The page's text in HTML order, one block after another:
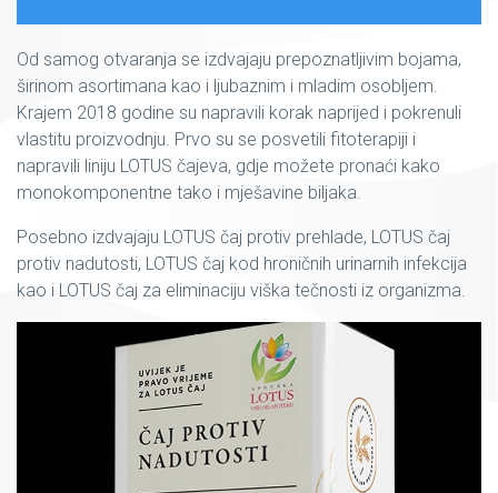
Od samog otvaranja se izdvajaju prepoznatljivim bojama,
širinom asortimana kao i ljubaznim i mladim osobljem.
Krajem 2018 godine su napravili korak naprijed i pokrenuli
vlastitu proizvodnju. Prvo su se posvetili fitoterapiji i
napravili liniju LOTUS čajeva, gdje možete pronaći kako
monokomponentne tako i mješavine biljaka.
Posebno izdvajaju LOTUS čaj protiv prehlade, LOTUS čaj
protiv nadutosti, LOTUS čaj kod hroničnih urinarnih infekcija
kao i LOTUS čaj za eliminaciju viška tečnosti iz organizma.